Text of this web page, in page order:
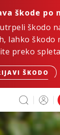
škode po
škodo
lahko škodo
preko
ŠKODO